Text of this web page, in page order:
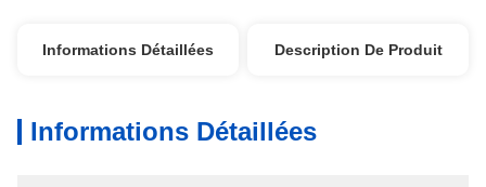
Informations Détaillées Description De Produit
Informations Détaillées